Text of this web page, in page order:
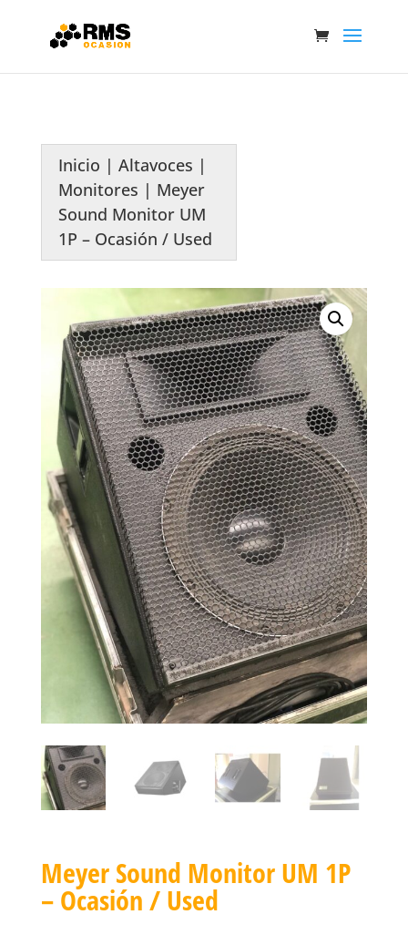
Inicio | Altavoces |
Monitores | Meyer
Sound Monitor UM
1P – Ocasión / Used
Meyer Sound Monitor UM 1P
– Ocasión / Used